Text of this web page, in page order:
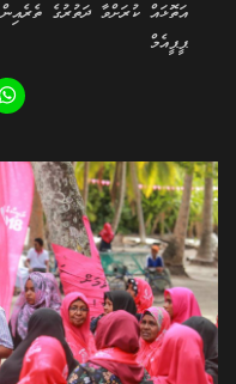
އަތޮޅައް ކުރަށްވާ ދަތުރުގެ
ޕީޕީއެމް